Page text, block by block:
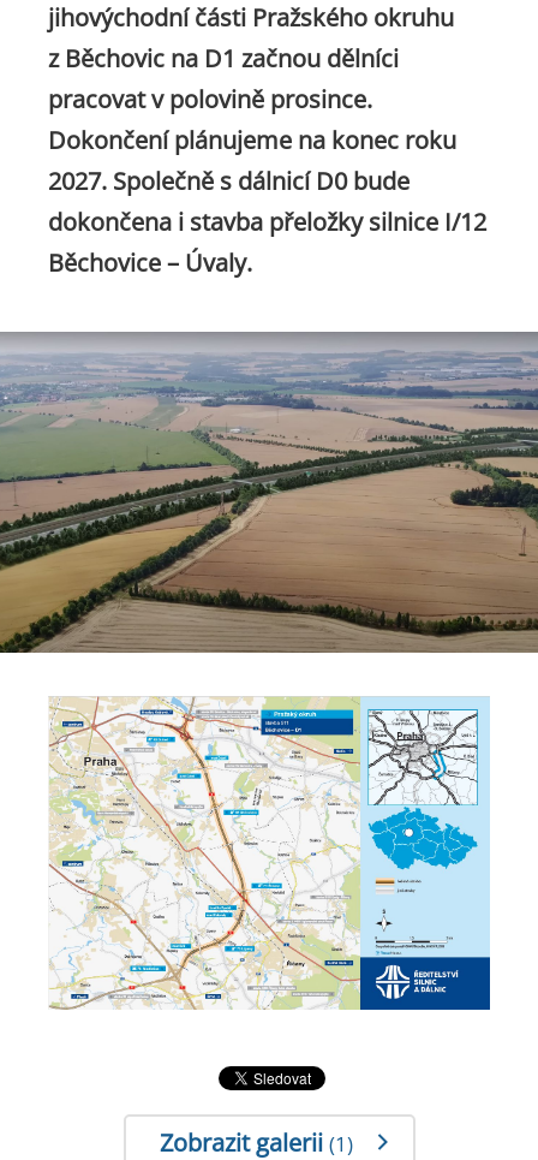
jihovýchodní části Pražského okruhu
z Běchovic na D1 začnou dělníci
pracovat v polovině prosince.
Dokončení plánujeme na konec roku
2027. Společně s dálnicí D0 bude
dokončena i stavba přeložky silnice I/12
Běchovice – Úvaly.
Zobrazit galerii (1)